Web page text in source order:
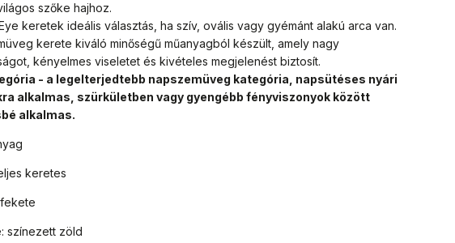
szőke hajhoz.
keretek ideális választás, ha szív, ovális vagy gyémánt alakú arca van.
kerete kiváló minőségű műanyagból készült, amely nagy
kényelmes viseletet és kivételes megjelenést biztosít.
- a legelterjedtebb napszemüveg kategória, napsütéses nyári
alkalmas, szürkületben vagy gyengébb fényviszonyok között
alkalmas.
keretes
színezett zöld